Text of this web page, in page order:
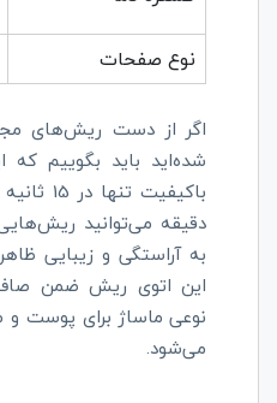
نوع صفحات
اگر از دست ریش‌های
شده‌اید باید بگوییم
دقیقه می‌توانید
به آراستگی و زیبایی
این اتوی ریش ضمن
نوعی ماساژ برای
می‌شود.